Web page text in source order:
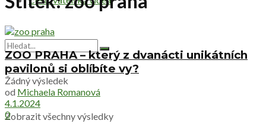
Žádný výsledek
Zobrazit všechny výsledky
ZOO PRAHA – který z dvanácti unikátních
pavilonů si oblíbíte vy?
od Michaela Romanová
4.1.2024
0